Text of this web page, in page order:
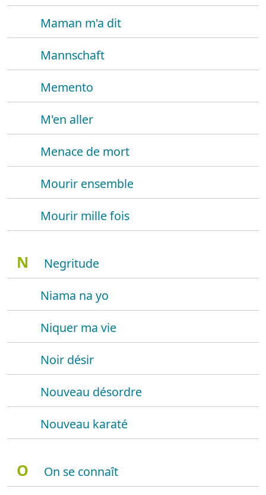
Maman m'a dit
Mannschaft
Memento
M'en aller
Menace de mort
Mourir ensemble
Mourir mille fois
N
Negritude
Niama na yo
Niquer ma vie
Noir désir
Nouveau désordre
Nouveau karaté
O
On se connaît